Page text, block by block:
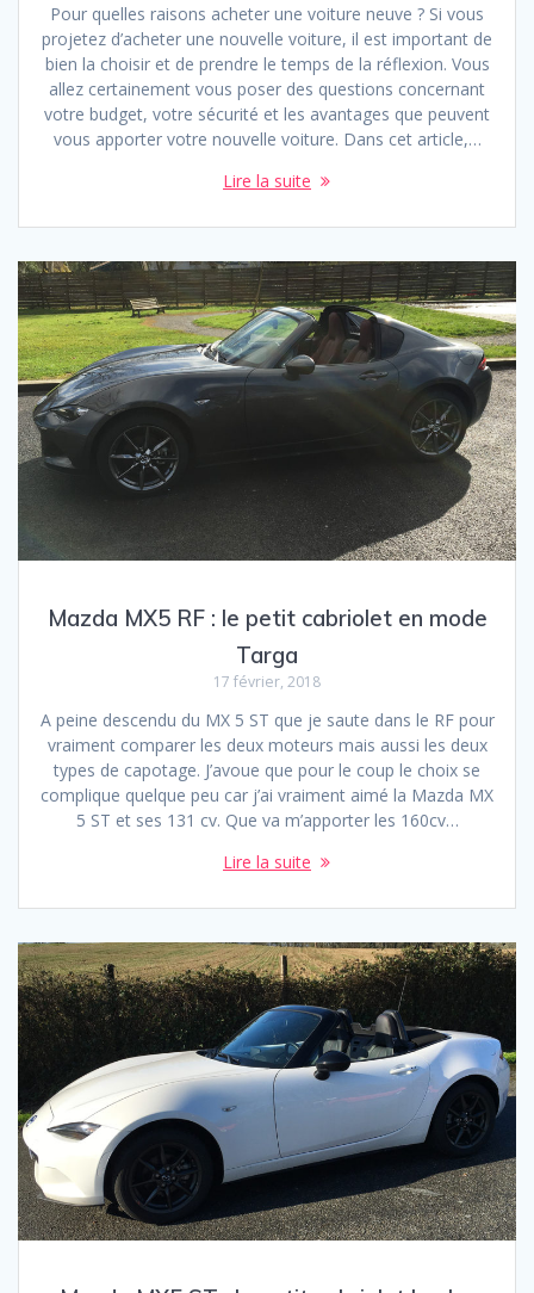
Pour quelles raisons acheter une voiture neuve ? Si vous
projetez d’acheter une nouvelle voiture, il est important de
bien la choisir et de prendre le temps de la réflexion. Vous
allez certainement vous poser des questions concernant
votre budget, votre sécurité et les avantages que peuvent
vous apporter votre nouvelle voiture. Dans cet article,…
Lire la suite
Mazda MX5 RF : le petit cabriolet en mode
Targa
17 février, 2018
A peine descendu du MX 5 ST que je saute dans le RF pour
vraiment comparer les deux moteurs mais aussi les deux
types de capotage. J’avoue que pour le coup le choix se
complique quelque peu car j’ai vraiment aimé la Mazda MX
5 ST et ses 131 cv. Que va m’apporter les 160cv…
Lire la suite